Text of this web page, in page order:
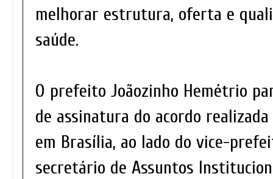
melhorar estrutura, oferta e
saúde.
O prefeito Joãozinho Hemétrio
de assinatura do acordo
em Brasília, ao lado do vice-
secretário de Assuntos